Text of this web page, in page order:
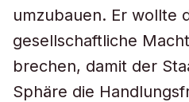
umzubauen. Er wollte
gesellschaftliche
brechen, damit der
Sphäre die